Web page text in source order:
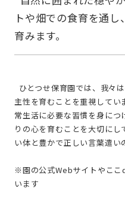
トや畑での食育を通
主性を育むことを重視してい
常生活に必要な習慣を身につ
りの心を育むことを大切に
い体と豊かで正しい言葉遣い
※園の公式Webサイトやここ